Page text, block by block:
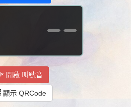
--
開啟 叫號音
顯示 QRCode